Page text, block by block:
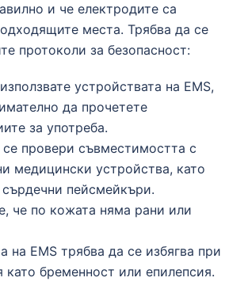
и че електродите са
места. Трябва да се
протоколи за безопасност:
устройствата на EMS,
да прочетете
за употреба.
се провери съвместимостта с
медицински устройства, като
пейсмейкъри.
че по кожата няма рани или
на EMS трябва да се избягва при
като бременност или епилепсия.